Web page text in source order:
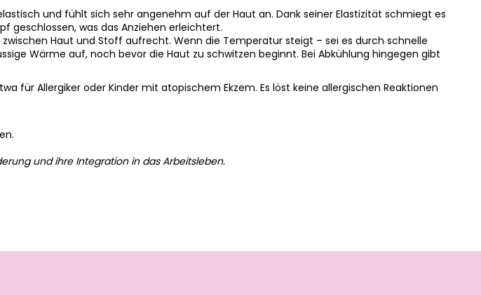
und fühlt sich sehr angenehm auf der Haut an. Dank seiner Elastizität schmiegt es
geschlossen, was das Anziehen erleichtert.
Haut und Stoff aufrecht. Wenn die Temperatur steigt – sei es durch schnelle
Wärme auf, noch bevor die Haut zu schwitzen beginnt. Bei Abkühlung hingegen gibt
für Allergiker oder Kinder mit atopischem Ekzem. Es löst keine allergischen Reaktionen
und ihre Integration in das Arbeitsleben.